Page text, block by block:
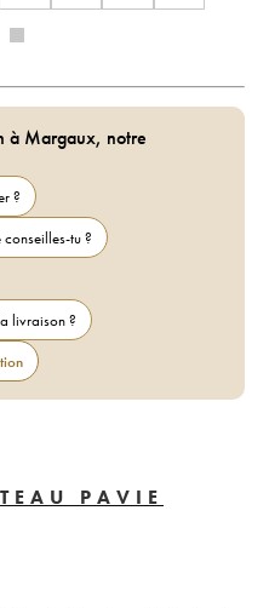
à Margaux, notre
?
tu ?
livraison ?
PAVIE